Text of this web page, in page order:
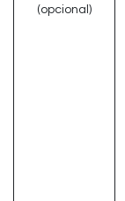
(opcional)